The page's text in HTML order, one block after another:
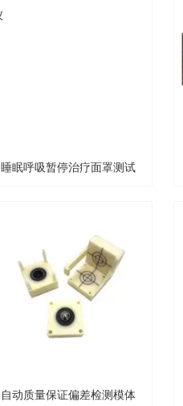
睡眠呼吸暂停治疗面罩测试
自动质量保证偏差检测模体